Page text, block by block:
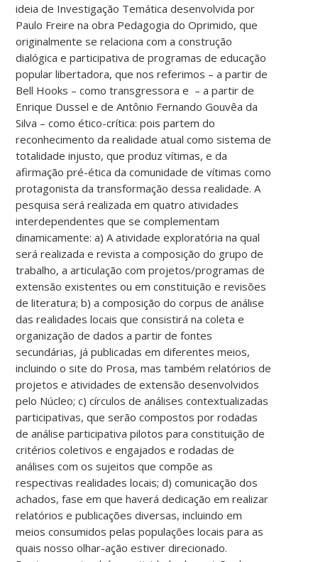
ideia de Investigação Temática desenvolvida por
Paulo Freire na obra Pedagogia do Oprimido, que
originalmente se relaciona com a construção
dialógica e participativa de programas de educação
popular libertadora, que nos referimos – a partir de
Bell Hooks – como transgressora e – a partir de
Enrique Dussel e de Antônio Fernando Gouvêa da
Silva – como ético-crítica: pois partem do
reconhecimento da realidade atual como sistema de
totalidade injusto, que produz vítimas, e da
afirmação pré-ética da comunidade de vítimas como
protagonista da transformação dessa realidade. A
pesquisa será realizada em quatro atividades
interdependentes que se complementam
dinamicamente: a) A atividade exploratória na qual
será realizada e revista a composição do grupo de
trabalho, a articulação com projetos/programas de
extensão existentes ou em constituição e revisões
de literatura; b) a composição do corpus de análise
das realidades locais que consistirá na coleta e
organização de dados a partir de fontes
secundárias, já publicadas em diferentes meios,
incluindo o site do Prosa, mas também relatórios de
projetos e atividades de extensão desenvolvidos
pelo Núcleo; c) círculos de análises contextualizadas
participativas, que serão compostos por rodadas
de análise participativa pilotos para constituição de
critérios coletivos e engajados e rodadas de
análises com os sujeitos que compõe as
respectivas realidades locais; d) comunicação dos
achados, fase em que haverá dedicação em realizar
relatórios e publicações diversas, incluindo em
meios consumidos pelas populações locais para as
quais nosso olhar-ação estiver direcionado.